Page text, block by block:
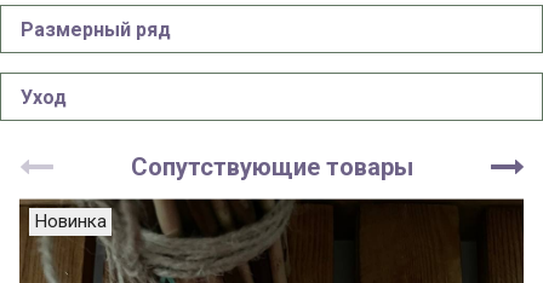
Размерный ряд
Уход
Сопутствующие товары
Новинка